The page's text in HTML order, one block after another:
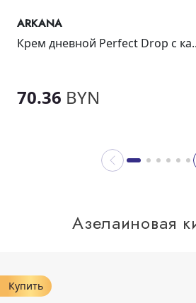
ARKANA
Крем дневной Perfect Drop с
70.36 BYN
Азелаиновая
Купить